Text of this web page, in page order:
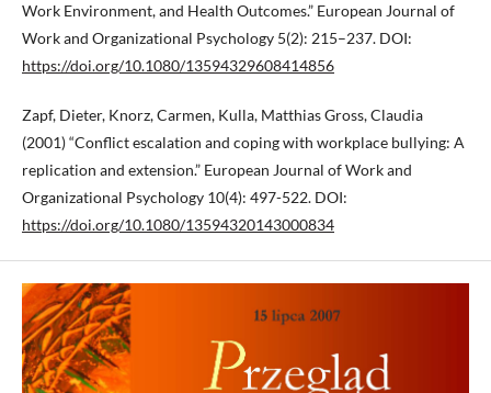
Work Environment, and Health Outcomes.” European Journal of
Work and Organizational Psychology 5(2): 215–237. DOI:
https://doi.org/10.1080/13594329608414856
Zapf, Dieter, Knorz, Carmen, Kulla, Matthias Gross, Claudia
(2001) “Conflict escalation and coping with workplace bullying: A
replication and extension.” European Journal of Work and
Organizational Psychology 10(4): 497-522. DOI:
https://doi.org/10.1080/13594320143000834